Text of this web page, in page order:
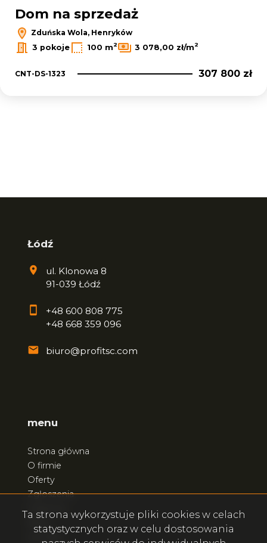
Dom na sprzedaż
Zduńska Wola, Henryków
3 pokoje
100 m2 3 078,00 zł/m2
CNT-DS-1323 307 800 zł
Łódź
ul. Klonowa 8
91-039 Łódź
+48 600 808 775
+48 668 359 096
biuro@profitsc.com
menu
Strona główna
O firmie
Oferty
Zgłoszenia
Kontakt
Ta strona wykorzystuje pliki cookies w celach
statystycznych oraz w celu dostosowania